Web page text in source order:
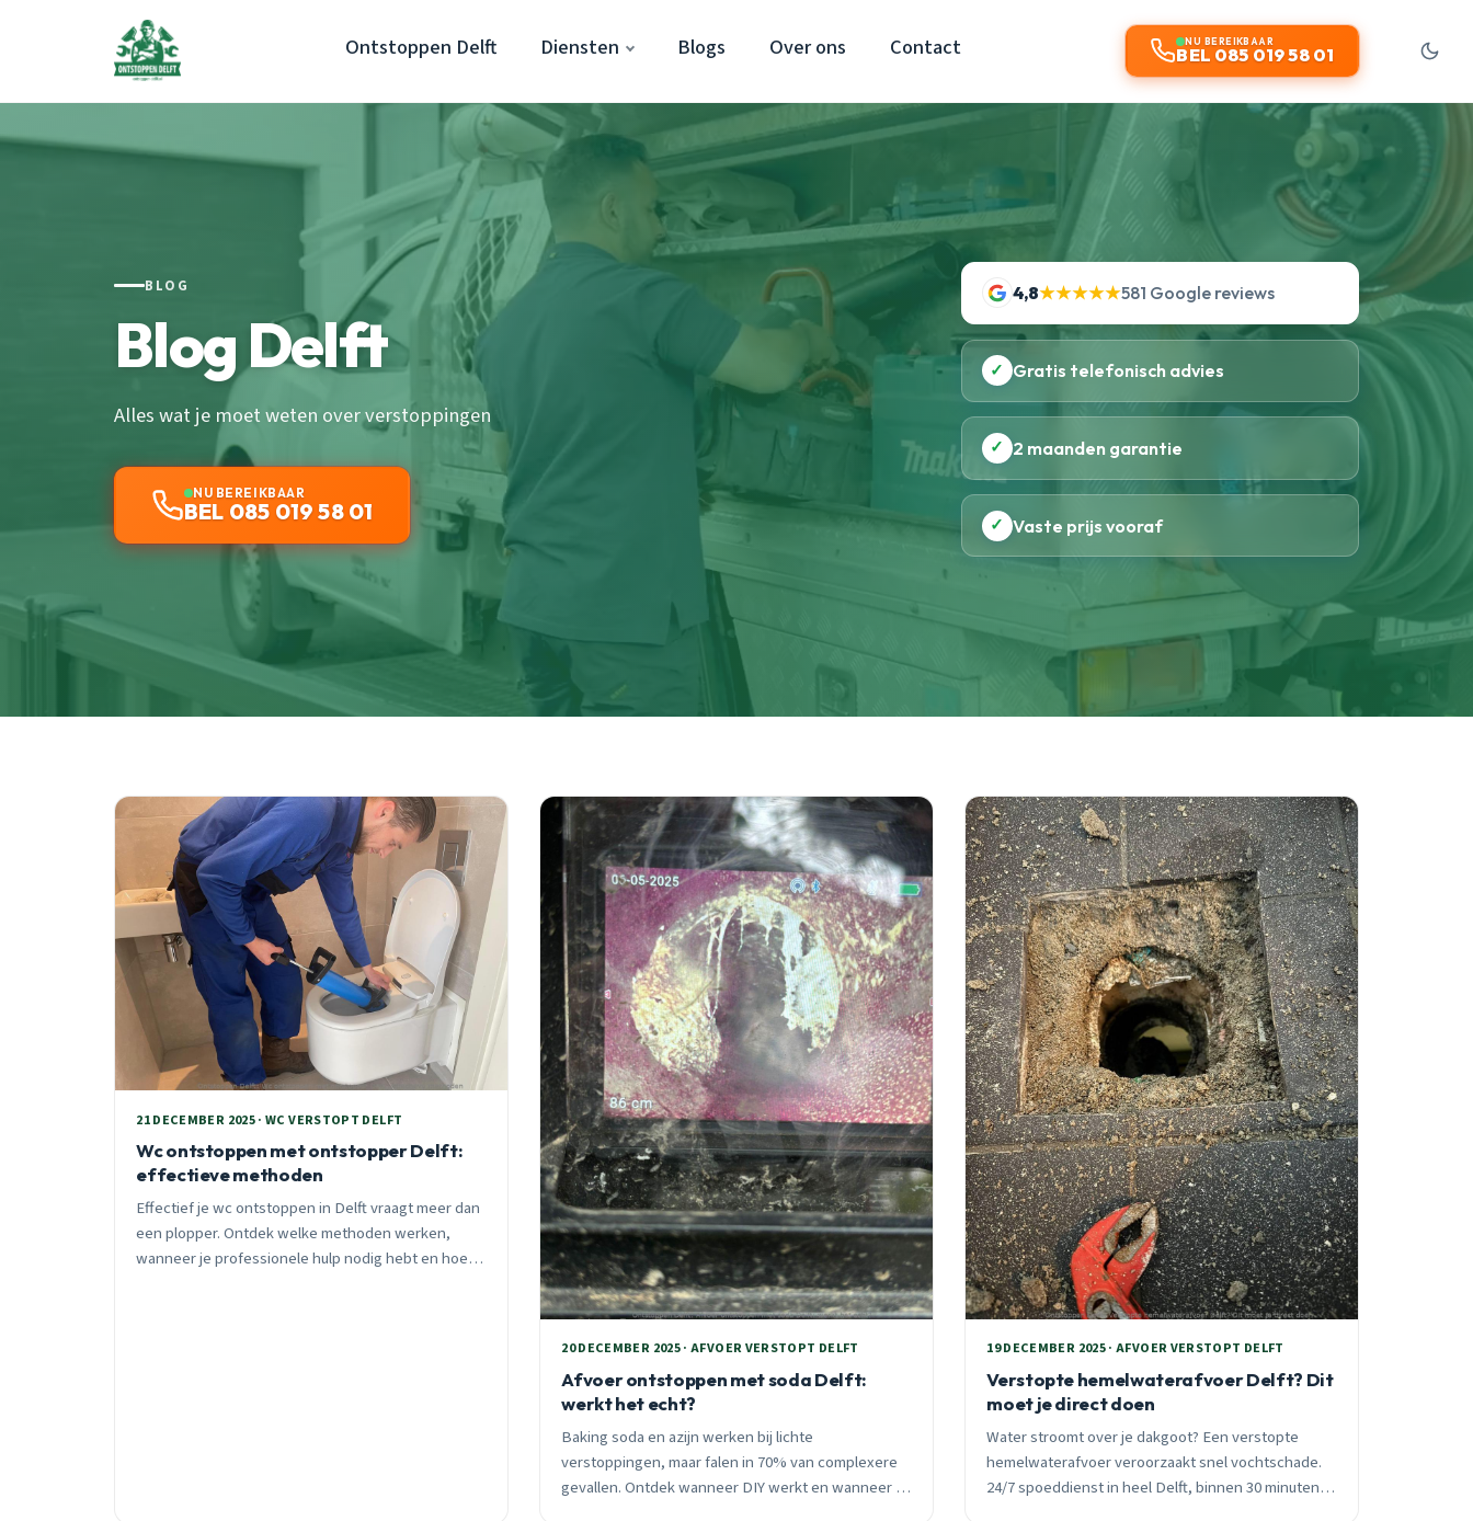
Ontstoppen Delft Diensten Blogs Over ons Contact NU BEREIKBAAR
BEL 085 019 58 01
BLOG
Blog Delft
Alles wat je moet weten over verstoppingen
NU BEREIKBAAR
BEL 085 019 58 01
4,8★★★★★581 Google reviews
✓ Gratis telefonisch advies
✓ 2 maanden garantie
✓ Vaste prijs vooraf
21 DECEMBER 2025 · WC VERSTOPT DELFT
Wc ontstoppen met ontstopper Delft:
effectieve methoden
Effectief je wc ontstoppen in Delft vraagt meer dan
een plopper. Ontdek welke methoden werken,
wanneer je professionele hulp nodig hebt en hoe je
20 DECEMBER 2025 · AFVOER VERSTOPT DELFT
Afvoer ontstoppen met soda Delft:
werkt het echt?
Baking soda en azijn werken bij lichte
verstoppingen, maar falen in 70% van complexere
gevallen. Ontdek wanneer DIY werkt en wanneer je
19 DECEMBER 2025 · AFVOER VERSTOPT DELFT
Verstopte hemelwaterafvoer Delft? Dit
moet je direct doen
Water stroomt over je dakgoot? Een verstopte
hemelwaterafvoer veroorzaakt snel vochtschade.
24/7 spoeddienst in heel Delft, binnen 30 minuten